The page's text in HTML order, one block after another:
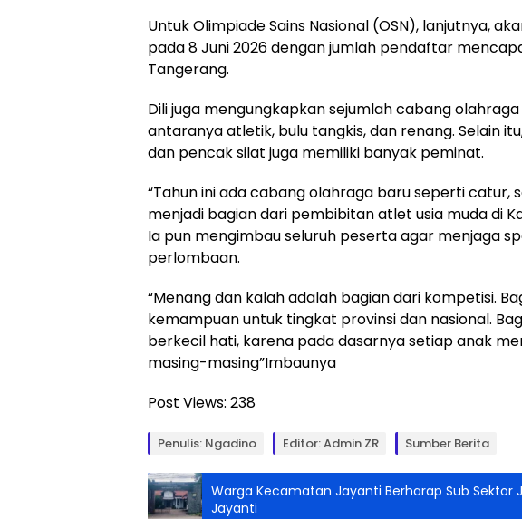
Untuk Olimpiade Sains Nasional (OSN), lanjutnya,
pada 8 Juni 2026 dengan jumlah pendaftar
Tangerang.
Dili juga mengungkapkan sejumlah cabang
antaranya atletik, bulu tangkis, dan renang. Selain
dan pencak silat juga memiliki banyak peminat.
“Tahun ini ada cabang olahraga baru seperti catur,
menjadi bagian dari pembibitan atlet usia muda di
Ia pun mengimbau seluruh peserta agar menjaga
perlombaan.
“Menang dan kalah adalah bagian dari kompetisi.
kemampuan untuk tingkat provinsi dan nasional.
berkecil hati, karena pada dasarnya setiap anak
masing-masing”Imbaunya
Post Views: 238
Penulis: Ngadino Editor: Admin ZR Sumber Berita
Warga Kecamatan Jayanti Berharap Sub Sektor
Jayanti